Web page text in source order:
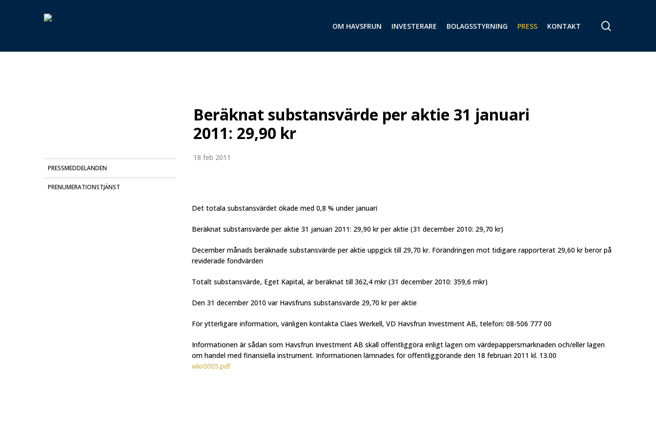
OM HAVSFRUN INVESTERARE BOLAGSSTYRNING PRESS KONTAKT
Beräknat substansvärde per aktie 31 januari
2011: 29,90 kr
18 feb 2011
Det totala substansvärdet ökade med 0,8 % under januari
Beräknat substansvärde per aktie 31 januari 2011: 29,90 kr per aktie (31 december 2010: 29,70 kr)
December månads beräknade substansvärde per aktie uppgick till 29,70 kr. Förändringen mot tidigare rapporterat 29,60 kr beror på
reviderade fondvärden
Totalt substansvärde, Eget Kapital, är beräknat till 362,4 mkr (31 december 2010: 359,6 mkr)
Den 31 december 2010 var Havsfruns substansvärde 29,70 kr per aktie
För ytterligare information, vänligen kontakta Claes Werkell, VD Havsfrun Investment AB, telefon: 08-506 777 00
Informationen är sådan som Havsfrun Investment AB skall offentliggöra enligt lagen om värdepappersmarknaden och/eller lagen
om handel med finansiella instrument. Informationen lämnades för offentliggörande den 18 februari 2011 kl. 13.00
wkr0005.pdf
PRESSMEDDELANDEN
PRENUMERATIONSTJÄNST